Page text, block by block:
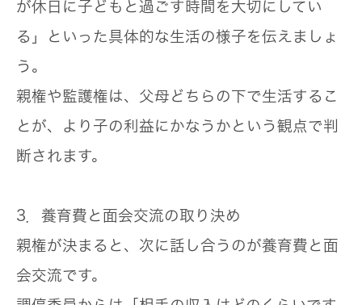
が休日に子どもと過ごす時間を大切にしてい
る」といった具体的な生活の様子を伝えましょ
う。
親権や監護権は、父母どちらの下で生活するこ
とが、より子の利益にかなうかという観点で判
断されます。
3．養育費と面会交流の取り決め
親権が決まると、次に話し合うのが養育費と面
会交流です。